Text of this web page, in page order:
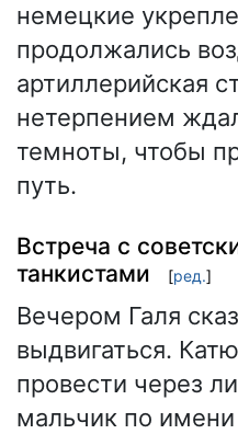
немецкие
продолжались
артиллерийская
нетерпением
темноты, чтобы
путь.
Встреча с
танкистами
[ред.]
Вечером Галя
выдвигаться.
провести через
мальчик по